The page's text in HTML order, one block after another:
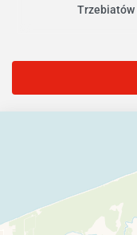
Trzebiatów